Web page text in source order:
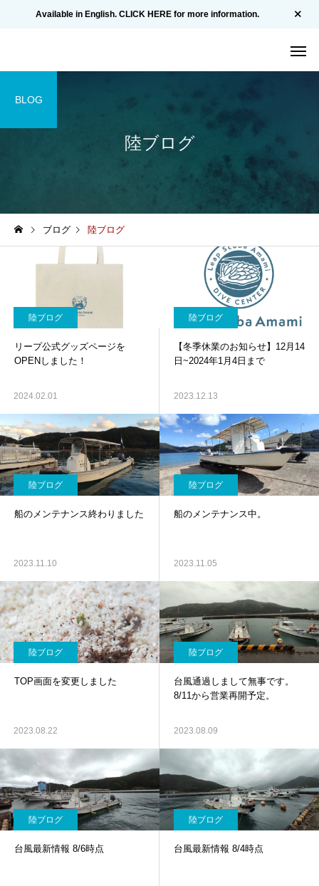
Available in English. CLICK HERE for more information.
陸ブログ
BLOG
ブログ 陸ブログ
陸ブログ
リープ公式グッズページを
OPENしました！
2024.02.01
陸ブログ
【冬季休業のお知らせ】12月14
日~2024年1月4日まで
2023.12.13
陸ブログ
船のメンテナンス終わりました
2023.11.10
陸ブログ
船のメンテナンス中。
2023.11.05
陸ブログ
TOP画面を変更しました
2023.08.22
陸ブログ
台風通過しまして無事です。
8/11から営業再開予定。
2023.08.09
陸ブログ
台風最新情報 8/6時点
陸ブログ
台風最新情報 8/4時点